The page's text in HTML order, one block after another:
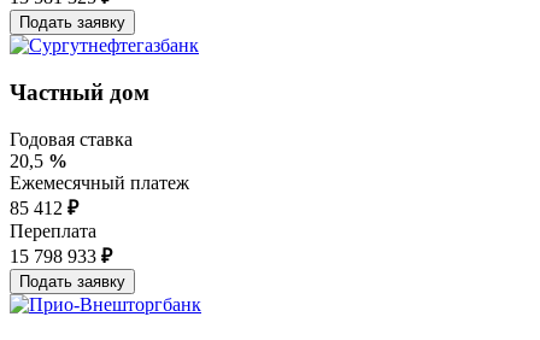
Частный дом
Годовая ставка
20,5 %
Ежемесячный платеж
85 412 ₽
Переплата
15 798 933 ₽